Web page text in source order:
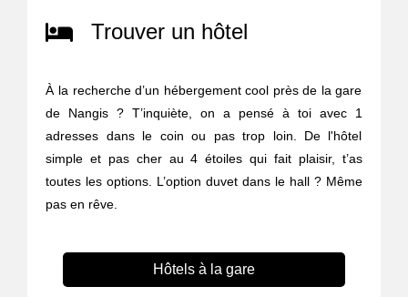
Trouver un hôtel
À la recherche d’un hébergement cool près de la gare
de Nangis ? T’inquiète, on a pensé à toi avec 1
adresses dans le coin ou pas trop loin. De l'hôtel
simple et pas cher au 4 étoiles qui fait plaisir, t’as
toutes les options. L’option duvet dans le hall ? Même
pas en rêve.
Hôtels à la gare